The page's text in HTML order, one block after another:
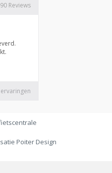
Poiter Design